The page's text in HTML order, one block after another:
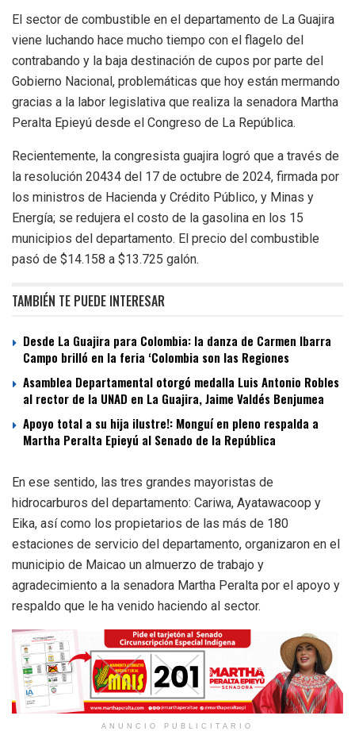
El sector de combustible en el departamento de La Guajira
viene luchando hace mucho tiempo con el flagelo del
contrabando y la baja destinación de cupos por parte del
Gobierno Nacional, problemáticas que hoy están mermando
gracias a la labor legislativa que realiza la senadora Martha
Peralta Epieyú desde el Congreso de La República.
Recientemente, la congresista guajira logró que a través de
la resolución 20434 del 17 de octubre de 2024, firmada por
los ministros de Hacienda y Crédito Público, y Minas y
Energía; se redujera el costo de la gasolina en los 15
municipios del departamento. El precio del combustible
pasó de $14.158 a $13.725 galón.
TAMBIÉN TE PUEDE INTERESAR
Desde La Guajira para Colombia: la danza de Carmen Ibarra
Campo brilló en la feria ‘Colombia son las Regiones
Asamblea Departamental otorgó medalla Luis Antonio Robles
al rector de la UNAD en La Guajira, Jaime Valdés Benjumea
Apoyo total a su hija ilustre!: Monguí en pleno respalda a
Martha Peralta Epieyú al Senado de la República
En ese sentido, las tres grandes mayoristas de
hidrocarburos del departamento: Cariwa, Ayatawacoop y
Eika, así como los propietarios de las más de 180
estaciones de servicio del departamento, organizaron en el
municipio de Maicao un almuerzo de trabajo y
agradecimiento a la senadora Martha Peralta por el apoyo y
respaldo que le ha venido haciendo al sector.
ANUNCIO PUBLICITARIO